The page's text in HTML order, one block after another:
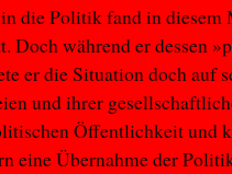
die Politik fand in diesem
Doch während er dessen
er die Situation doch auf
und ihrer
Öffentlichkeit und
eine Übernahme der